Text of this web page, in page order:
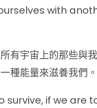
with
有宇宙上的那些與
種能量來滋養我們。
survive, if we are